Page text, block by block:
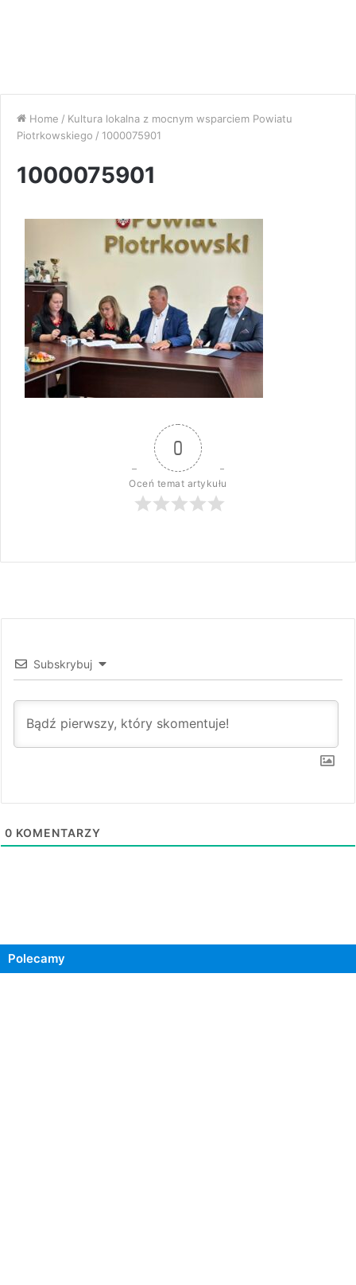
Home / Kultura lokalna z mocnym wsparciem Powiatu
Piotrkowskiego / 1000075901
1000075901
0
Oceń temat artykułu
Subskrybuj
0 KOMENTARZY
Polecamy